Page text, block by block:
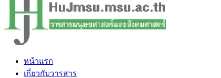
หน้าแรก
เกี่ยวกับวารสาร